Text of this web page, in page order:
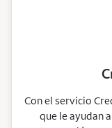
Con el servicio
que le ayudan